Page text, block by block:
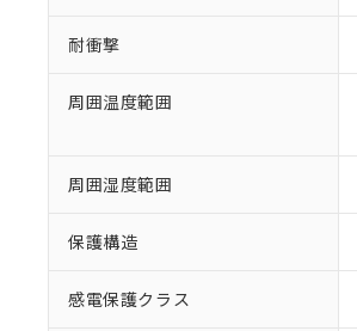
耐衝撃
周囲温度範囲
周囲湿度範囲
保護構造
感電保護クラス